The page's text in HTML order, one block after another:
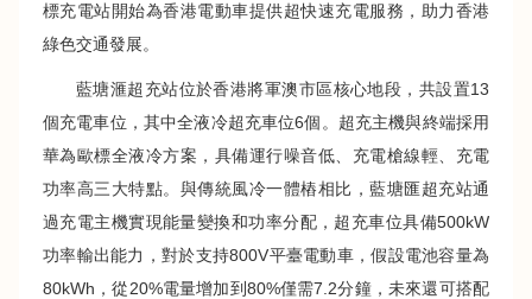
標充電站開始為香港電動車提供超快速充電服務，助力香港
綠色交通發展。
藍塘滙超充站位於香港將軍澳市區核心地段，共設置13
個充電車位，其中全液冷超充車位6個。超充主機與終端採用
華為歐標全液冷方案，具備運行噪音低、充電槍線輕、充電
功率高三大特點。與傳統風冷一體樁相比，藍塘匯超充站通
過充電主機實現能量變換和功率分配，超充車位具備500kW
功率輸出能力，對於支持800V平臺電動車，假設電池容量為
80kWh，從20%電量增加到80%僅需7.2分鐘，未來還可搭配